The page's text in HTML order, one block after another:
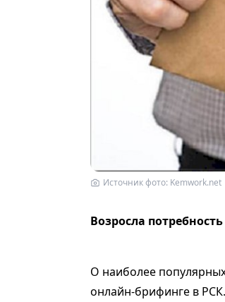
Источник фото: Kemwork.net
Возросла
О наиболее
онлайн-брифинге в